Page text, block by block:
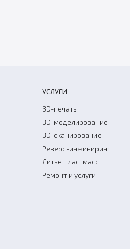
УСЛУГИ
3D-печать
3D-моделирование
3D-сканирование
Реверс-инжиниринг
Литье пластмасс
Ремонт и услуги